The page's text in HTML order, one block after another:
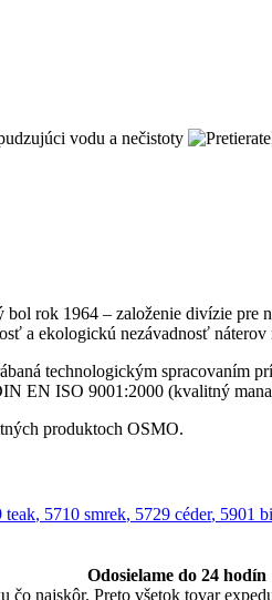
vodu a nečistoty
rok 1964 – založenie divízie
a ekologickú nezávadnosť náterov
technologickým spracovaním
EN ISO 9001:2000 (kvalitný
produktoch OSMO.
teak, 5710 smrek, 5729 céder, 5901
Odosielame do 24 hodín
čo najskôr. Preto všetok tovar